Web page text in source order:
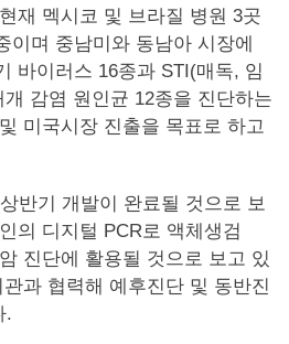
재 멕시코 및 브라질 병원 3곳
이며 중남미와 동남아 시장에
바이러스 16종과 STI(매독, 임
감염 원인균 12종을 진단하는
미국시장 진출을 목표로 하고
반기 개발이 완료될 것으로 보
의 디지털 PCR로 액체생검
진단에 활용될 것으로 보고 있
과 협력해 예후진단 및 동반진
.